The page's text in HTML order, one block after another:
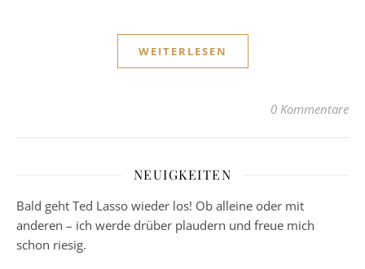
WEITERLESEN
0 Kommentare
NEUIGKEITEN
Bald geht Ted Lasso wieder los! Ob alleine oder mit
anderen – ich werde drüber plaudern und freue mich
schon riesig.